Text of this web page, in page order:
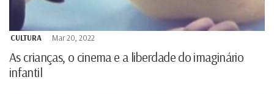
CULTURA Mar 20, 2022
As crianças, o cinema e a liberdade do imaginário
infantil